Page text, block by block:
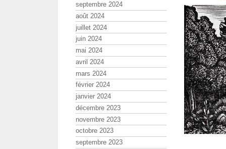
septembre 2024
août 2024
juillet 2024
juin 2024
mai 2024
avril 2024
mars 2024
février 2024
janvier 2024
décembre 2023
novembre 2023
octobre 2023
septembre 2023